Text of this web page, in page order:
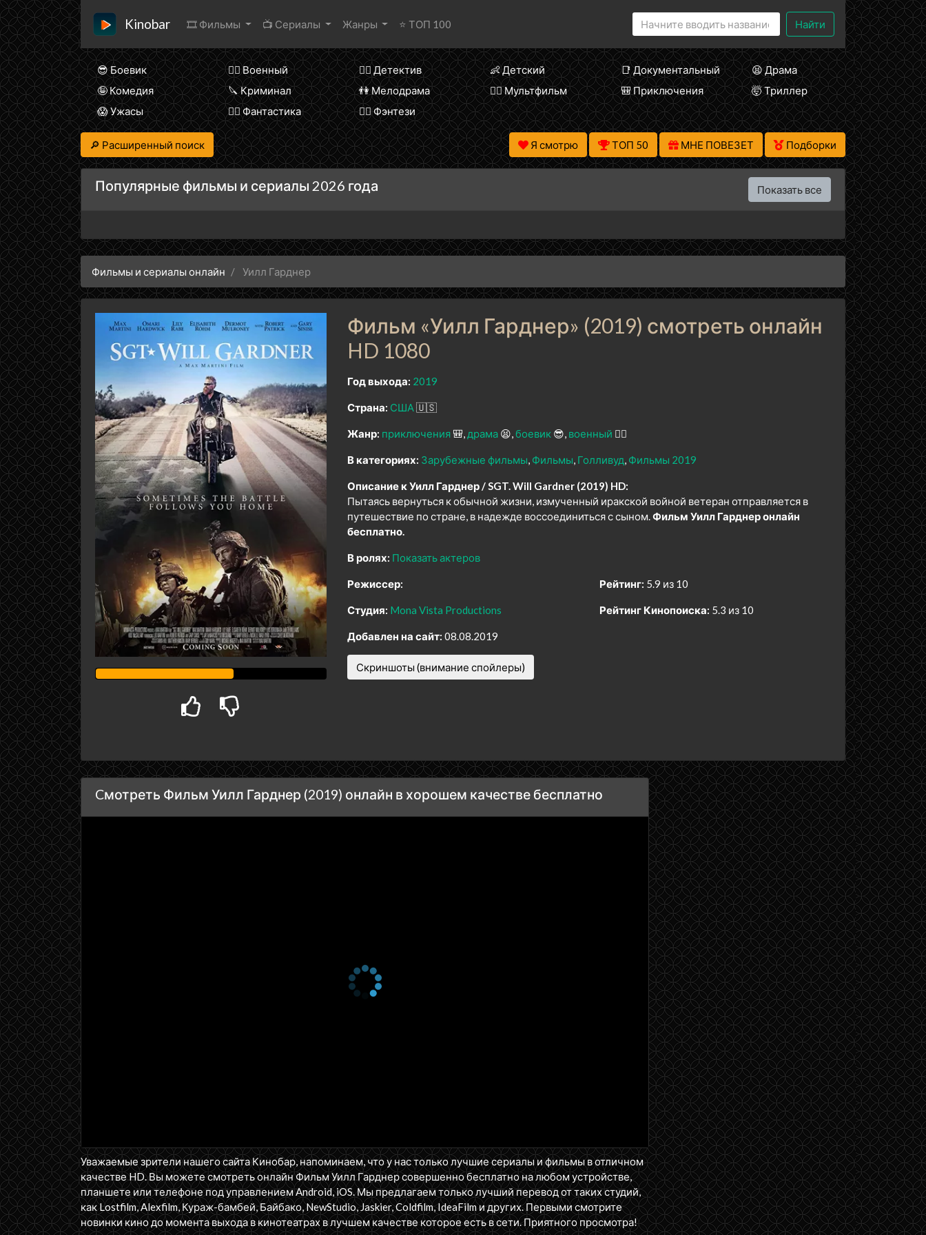
Kinobar 🎞 Фильмы 📺 Сериалы Жанры ⭐ ТОП 100 Найти
😎 Боевик 👨‍✈️ Военный 🕵️‍♂️ Детектив 👶 Детский 📑 Документальный
😫 Драма
🤪 Комедия
🔪 Криминал 👫 Мелодрама 🧚‍♀️ Мультфильм 🎒 Приключения
🤯 Триллер
😱 Ужасы
🧙‍♀️ Фантастика 🧝‍♂️ Фэнтези
🔎 Расширенный поиск Я смотрю ТОП 50 МНЕ ПОВЕЗЕТ Подборки
Популярные фильмы и сериалы 2026 года Показать все
Фильмы и сериалы онлайн Уилл Гарднер
Фильм «Уилл Гарднер» (2019) смотреть онлайн
HD 1080
Год выхода: 2019
Страна: США🇺🇸
Жанр: приключения 🎒 драма 😫 боевик 😎 военный 👨‍✈️
В категориях: Зарубежные фильмы Фильмы Голливуд Фильмы 2019
Описание к Уилл Гарднер / SGT. Will Gardner (2019) HD:
Пытаясь вернуться к обычной жизни, измученный иракской войной ветеран отправляется в
путешествие по стране, в надежде воссоединиться с сыном.Фильм Уилл Гарднер онлайн
бесплатно.
В ролях: Показать актеров
Режиссер:
Студия: Mona Vista Productions
Рейтинг: 5.9 из 10
Рейтинг Кинопоиска: 5.3 из 10
Добавлен на сайт: 08.08.2019
Скриншоты (внимание спойлеры)
Cмотреть Фильм Уилл Гарднер (2019) онлайн в хорошем качестве бесплатно
Уважаемые зрители нашего сайта Кинобар, напоминаем, что у нас только лучшие сериалы и фильмы в отличном
качестве HD. Вы можете смотреть онлайн Фильм Уилл Гарднер совершенно бесплатно на любом устройстве,
планшете или телефоне под управлением Android, iOS. Мы предлагаем только лучший перевод от таких студий,
как Lostfilm, Alexfilm, Кураж-бамбей, Байбако, NewStudio, Jaskier, Coldfilm, IdeaFilm и других. Первыми смотрите
новинки кино до момента выхода в кинотеатрах в лучшем качестве которое есть в сети. Приятного просмотра!